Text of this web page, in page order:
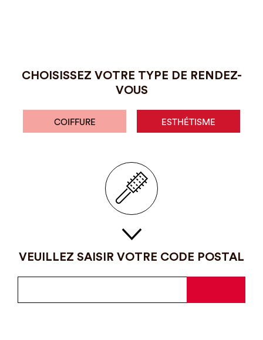
CHOISISSEZ VOTRE TYPE DE RENDEZ-
VOUS
COIFFURE ESTHÉTISME
VEUILLEZ SAISIR VOTRE CODE POSTAL